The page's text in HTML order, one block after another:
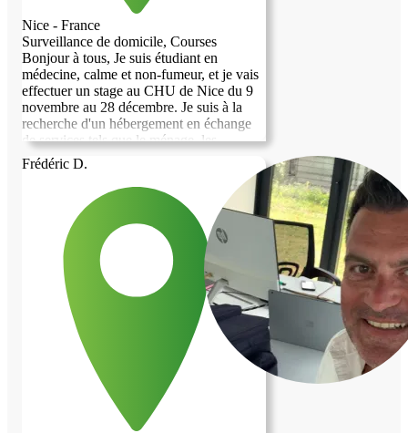
Nice - France
Surveillance de domicile, Courses
Bonjour à tous, Je suis étudiant en
médecine, calme et non-fumeur, et je vais
effectuer un stage au CHU de Nice du 9
novembre au 28 décembre. Je suis à la
recherche d'un hébergement en échange
de services tels que le ménage, les
courses, ou la garde de maison et
d'animaux. Je serais ravi de pouvoir vous
aider tout en trouvant un endroit où
séjourner durant cette période. N'hésitez
pas à me contacter si vous êtes intéressé
ou si vous avez des questions. Merci
beaucoup et à bientôt !
Frédéric D.